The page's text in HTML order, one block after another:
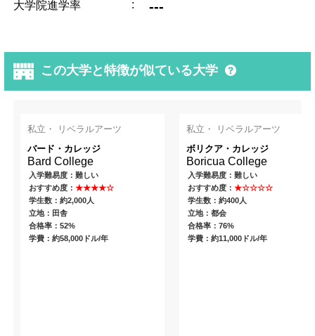
大学院進学率 : ---
この大学と特徴が似ている大学
私立・ リベラルアーツ
バード・カレッジ
Bard College
入学難易度：難しい
おすすめ度：★★★★☆
学生数：約2,000人
立地：田舎
合格率：52%
学費：約58,000ドル/年
私立・ リベラルアーツ
ボリクア・カレッジ
Boricua College
入学難易度：難しい
おすすめ度： ★☆☆☆☆
学生数：約400人
立地：都会
合格率：76%
学費：約11,000ドル/年